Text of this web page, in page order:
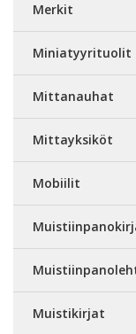
Merkit
Miniatyyrituolit
Mittanauhat
Mittayksiköt
Mobiilit
Muistikirjat